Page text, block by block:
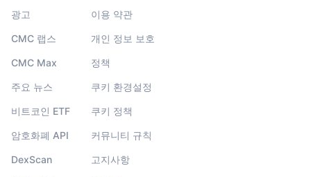
광고
CMC 랩스
CMC Max
주요 뉴스
비트코인 ETF
암호화폐 API
DexScan
이용 약관
개인 정보 보호
정책
쿠키 환경설정
쿠키 정책
커뮤니티 규칙
고지사항